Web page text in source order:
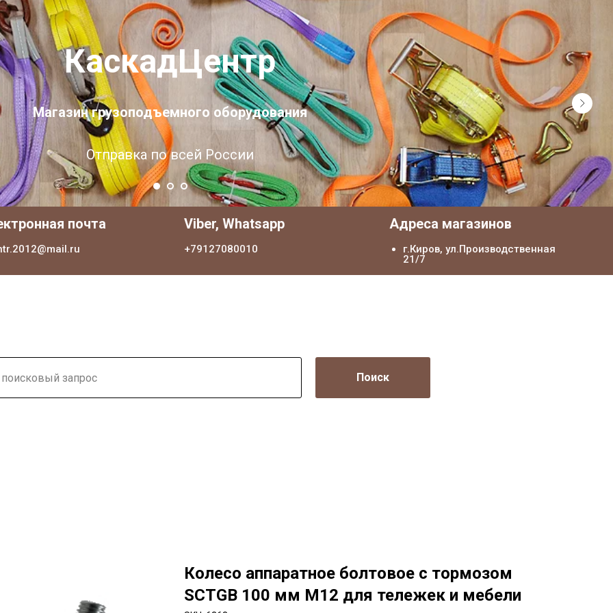
КаскадЦентр
Магазин грузоподъемного оборудования
Отправка по всей России
почта Viber, Whatsapp
+79127080010
Адреса магазинов
г.Киров, ул.Производственная
21/7
Поиск
Колесо аппаратное болтовое с тормозом
SCTGB 100 мм М12 для тележек и мебели